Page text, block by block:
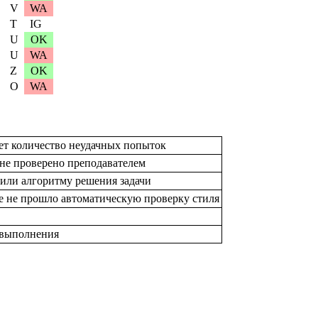
V
WA
T
IG
U
OK
U
WA
Z
OK
O WA
количество неудачных попыток
проверено преподавателем
алгоритму решения задачи
прошло автоматическую проверку стиля